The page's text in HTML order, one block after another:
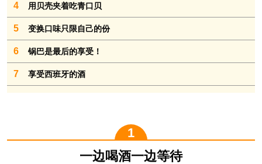
4 用贝壳夹着吃青口贝
5 变换口味只限自己的份
6 锅巴是最后的享受！
7 享受西班牙的酒
一边喝酒一边等待